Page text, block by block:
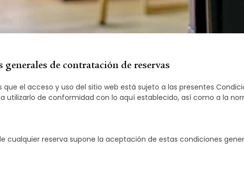
generales de contratación de reservas
que el acceso y uso del sitio web está sujeto a las presentes
utilizarlo de conformidad con lo aquí establecido, así como a la
cualquier reserva supone la aceptación de estas condiciones